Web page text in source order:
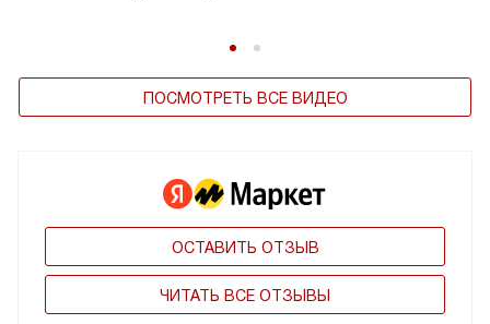
ПОСМОТРЕТЬ ВСЕ ВИДЕО
ОСТАВИТЬ ОТЗЫВ
ЧИТАТЬ ВСЕ ОТЗЫВЫ